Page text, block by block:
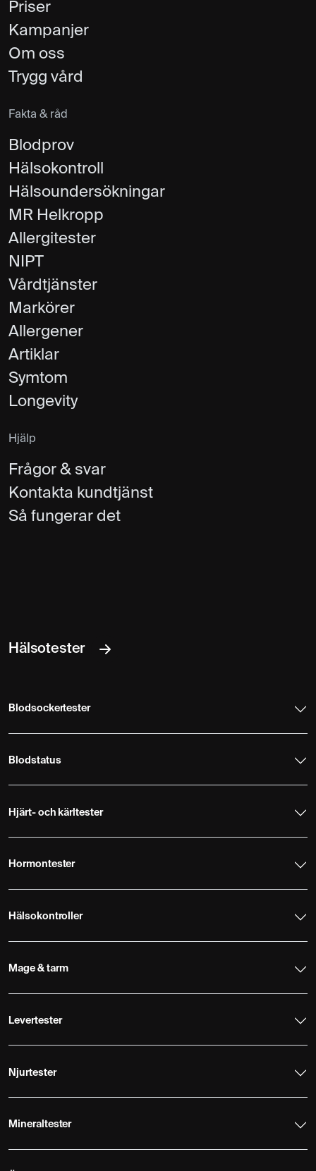
Priser
Kampanjer
Om oss
Trygg vård
Fakta & råd
Blodprov
Hälsokontroll
Hälsoundersökningar
MR Helkropp
Allergitester
NIPT
Vårdtjänster
Markörer
Allergener
Artiklar
Symtom
Longevity
Hjälp
Frågor & svar
Kontakta kundtjänst
Så fungerar det
Hälsotester
Blodsockertester
Blodstatus
Hjärt- och kärltester
Hormontester
Hälsokontroller
Mage & tarm
Levertester
Njurtester
Mineraltester